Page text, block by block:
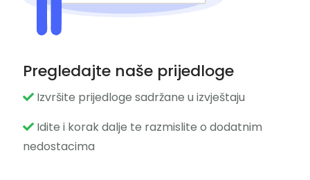
Pregledajte naše prijedloge
Izvršite prijedloge sadržane u izvještaju
Idite i korak dalje te razmislite o dodatnim
nedostacima